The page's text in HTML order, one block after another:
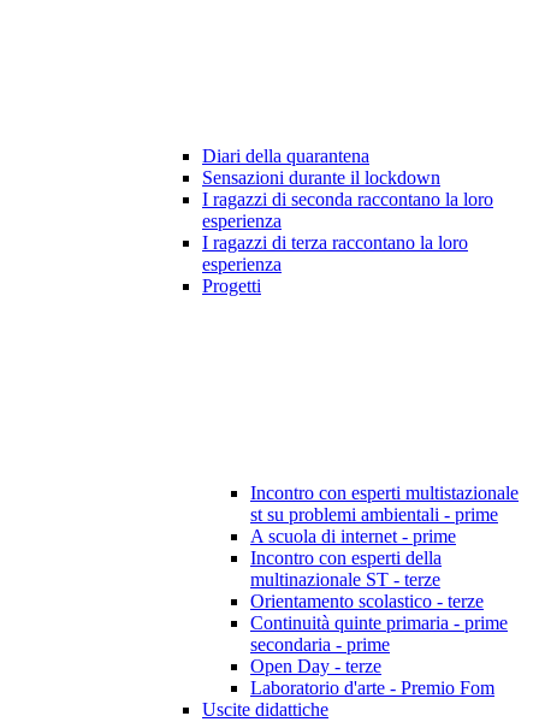
Diari della quarantena
Sensazioni durante il lockdown
I ragazzi di seconda raccontano la loro
esperienza
I ragazzi di terza raccontano la loro
esperienza
Progetti
Incontro con esperti multistazionale
st su problemi ambientali - prime
A scuola di internet - prime
Incontro con esperti della
multinazionale ST - terze
Orientamento scolastico - terze
Continuità quinte primaria - prime
secondaria - prime
Open Day - terze
Laboratorio d'arte - Premio Fom
Uscite didattiche